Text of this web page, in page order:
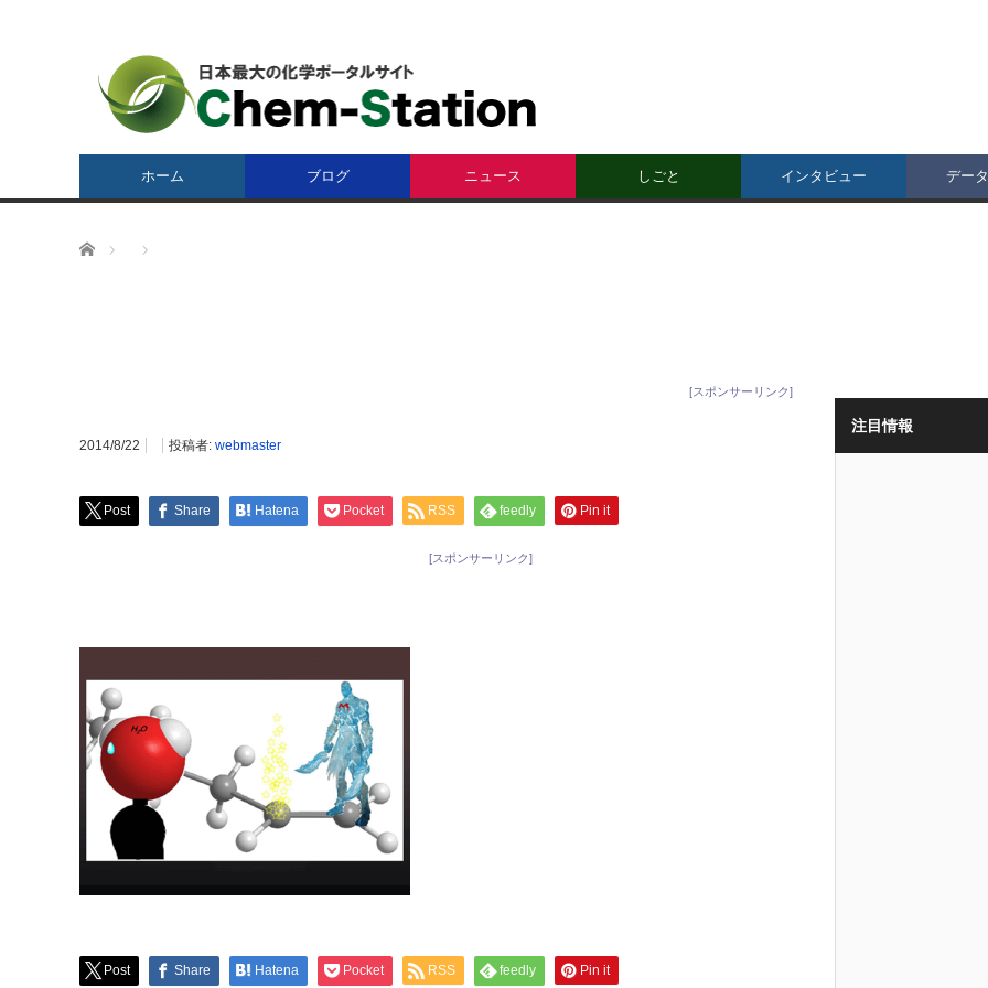
ホーム ブログ ニュース しごと インタビュー デー
ホーム
[スポンサーリンク]
2014/8/22 投稿者: webmaster
Post Share Hatena Pocket RSS feedly Pin it
[スポンサーリンク]
Post Share Hatena Pocket RSS feedly Pin it
注目情報